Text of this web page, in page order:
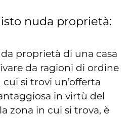
nuda proprietà:
proprietà di una casa
da ragioni di ordine
si trovi un’offerta
in virtù del
zona in cui si trova, è